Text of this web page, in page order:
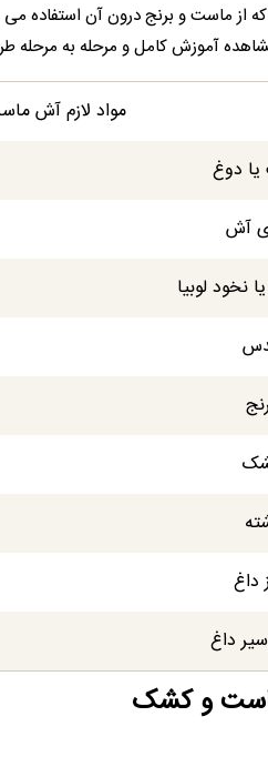
از ماست و برنج درون آن استفاده
آموزش کامل و مرحله به مرحله
مواد لازم آش
دوغ
آش
نخود لوبیا
داغ
داغ
و کشک